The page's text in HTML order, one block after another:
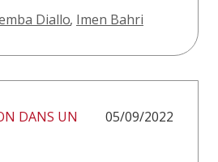
Diallo, Imen Bahri
DANS UN
05/09/2022